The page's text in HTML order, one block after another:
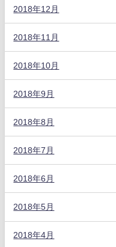
2018年12月
2018年11月
2018年10月
2018年9月
2018年8月
2018年7月
2018年6月
2018年5月
2018年4月